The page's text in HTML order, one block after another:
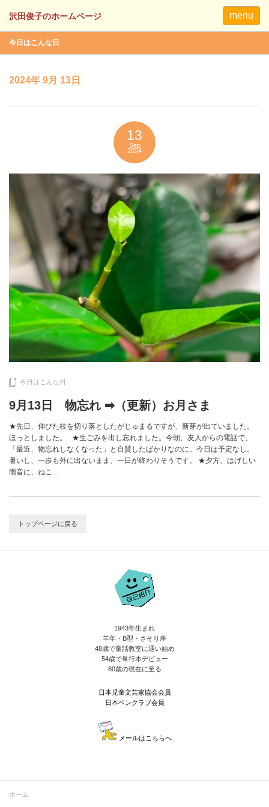
menu
今日はこんな日
2024年 9月 13日
13
Sep
2024
今日はこんな日
9月13日 物忘れ ➡（更新）お月さま
★先日、伸びた枝を切り落としたがじゅまるですが、新芽が出ていました。
ほっとしました。 ★生ごみを出し忘れました。今朝、友人からの電話で、
「最近、物忘れしなくなった」と自賛したばかりなのに。今日は予定なし。
暑いし、一歩も外に出ないまま、一日が終わりそうです。 ★夕方、はげしい
雨音に、ねこ…
トップページに戻る
1943年生まれ
羊年・B型・さそり座
48歳で童話教室に通い始め
54歳で単行本デビュー
80歳の現在に至る
日本児童文芸家協会会員
日本ペンクラブ会員
メールはこちらへ
ホーム